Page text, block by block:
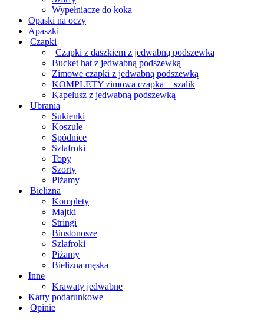
Wypełniacze do koka
Opaski na oczy
Apaszki
Czapki
Czapki z daszkiem z jedwabną podszewka
Bucket hat z jedwabną podszewką
Zimowe czapki z jedwabną podszewką
KOMPLETY zimowa czapka + szalik
Kapelusz z jedwabną podszewką
Ubrania
Sukienki
Koszule
Spódnice
Szlafroki
Topy
Szorty
Piżamy
Bielizna
Komplety
Majtki
Stringi
Biustonosze
Szlafroki
Piżamy
Bielizna męska
Inne
Krawaty jedwabne
Karty podarunkowe
Opinie